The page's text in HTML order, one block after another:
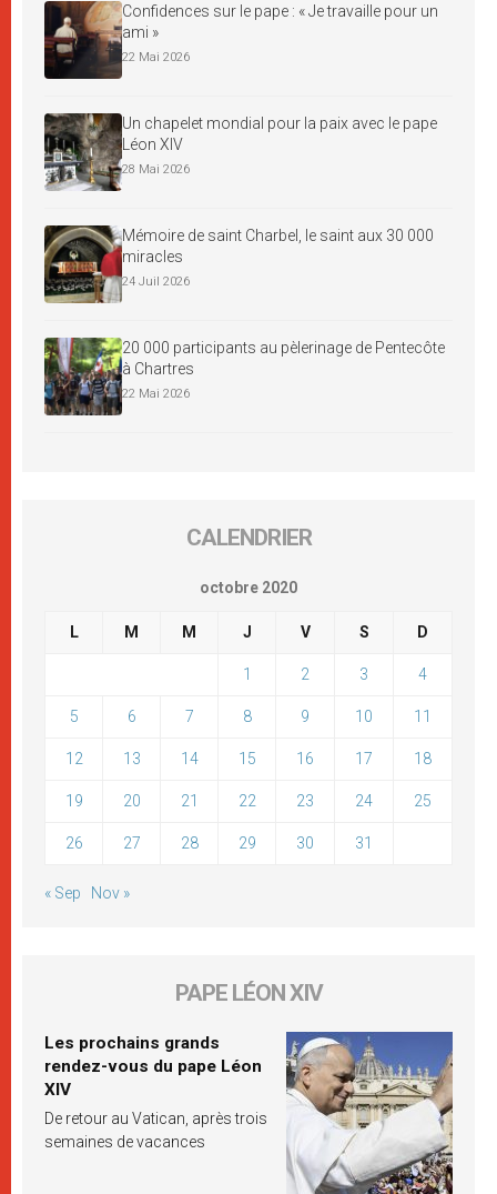
Confidences sur le pape : « Je travaille pour un
ami »
22 Mai 2026
Un chapelet mondial pour la paix avec le pape
Léon XIV
28 Mai 2026
Mémoire de saint Charbel, le saint aux 30 000
miracles
24 Juil 2026
20 000 participants au pèlerinage de Pentecôte
à Chartres
22 Mai 2026
CALENDRIER
octobre 2020
L M M J V S D
1 2 3 4
5 6 7 8 9 10 11
12 13 14 15 16 17 18
19 20 21 22 23 24 25
26 27 28 29 30 31
« Sep Nov »
PAPE LÉON XIV
Les prochains grands
rendez-vous du pape Léon
XIV
De retour au Vatican, après trois
semaines de vacances